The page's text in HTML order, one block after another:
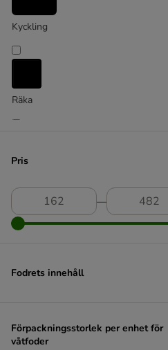
James Wellbeloved
JosiCat
Kattovit Vital Care
Lucky Lou
MAC's Vetcare
mera Cats
Miamor
Mjau
Nutrivet Inne
Kyckling
Räka
Pris
―
Fodrets innehåll
Förpackningsstorlek per enhet för
våtfoder